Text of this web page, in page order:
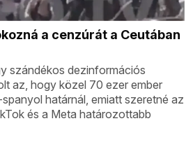
a cenzúrát a Ceutában
szándékos dezinformációs
az, hogy közel 70 ezer ember
határnál, emiatt szeretné az
és a Meta határozottabb